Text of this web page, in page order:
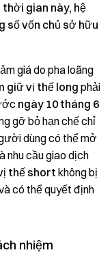
gian này, hệ
số vốn chủ sở hữu
giá do pha loãng
giữ vị thế longphải
ngày 10 tháng 6
gỡ bỏ hạn chế chỉ
dùng có thể mở
nhu cầu giao dịch
thế short không bị
có thể quyết định
nhiệm